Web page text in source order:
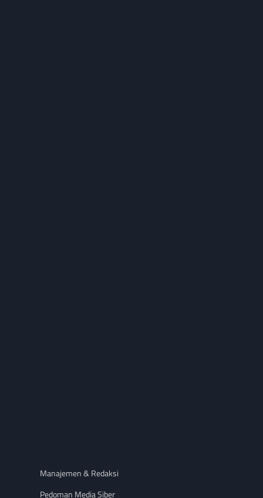
Manajemen & Redaksi
Pedoman Media Siber